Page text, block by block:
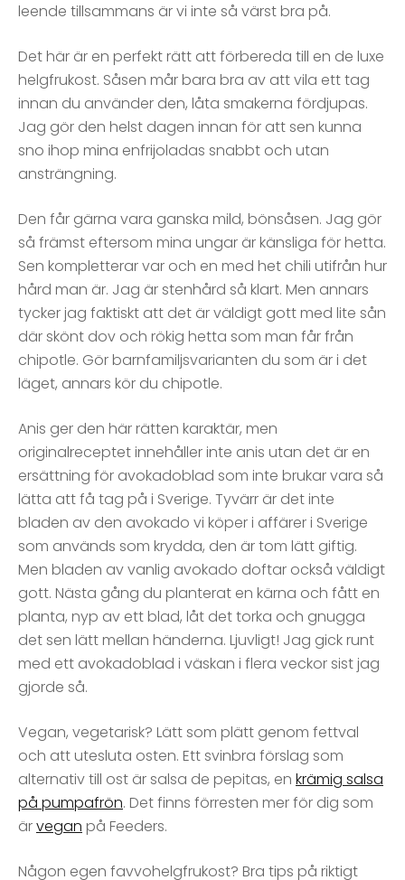
leende tillsammans är vi inte så värst bra på.
Det här är en perfekt rätt att förbereda till en de luxe
helgfrukost. Såsen mår bara bra av att vila ett tag
innan du använder den, låta smakerna fördjupas.
Jag gör den helst dagen innan för att sen kunna
sno ihop mina enfrijoladas snabbt och utan
ansträngning.
Den får gärna vara ganska mild, bönsåsen. Jag gör
så främst eftersom mina ungar är känsliga för hetta.
Sen kompletterar var och en med het chili utifrån hur
hård man är. Jag är stenhård så klart. Men annars
tycker jag faktiskt att det är väldigt gott med lite sån
där skönt dov och rökig hetta som man får från
chipotle. Gör barnfamiljsvarianten du som är i det
läget, annars kör du chipotle.
Anis ger den här rätten karaktär, men
originalreceptet innehåller inte anis utan det är en
ersättning för avokadoblad som inte brukar vara så
lätta att få tag på i Sverige. Tyvärr är det inte
bladen av den avokado vi köper i affärer i Sverige
som används som krydda, den är tom lätt giftig.
Men bladen av vanlig avokado doftar också väldigt
gott. Nästa gång du planterat en kärna och fått en
planta, nyp av ett blad, låt det torka och gnugga
det sen lätt mellan händerna. Ljuvligt! Jag gick runt
med ett avokadoblad i väskan i flera veckor sist jag
gjorde så.
Vegan, vegetarisk? Lätt som plätt genom fettval
och att utesluta osten. Ett svinbra förslag som
alternativ till ost är salsa de pepitas, en krämig salsa
på pumpafrön. Det finns förresten mer för dig som
ärvegan på Feeders.
Någon egen favvohelgfrukost? Bra tips på riktigt